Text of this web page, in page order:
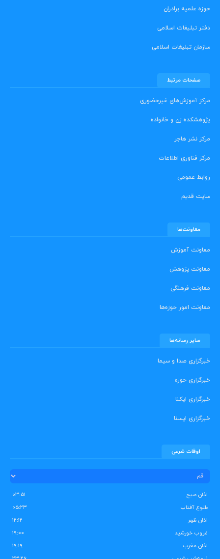
حوزه علمیه برادران
دفتر تبلیغات اسلامی
سازمان تبلیغات اسلامی
صفحات مرتبط
مرکز آموزش‌های غیرحضوری
پژوهشکده زن و خانواده
مرکز نشر هاجر
مرکز فناوری اطلاعات
روابط عمومی
سایت قدیم
معاونت‌ها
معاونت آموزش
معاونت پژوهش
معاونت فرهنگی
معاونت امور حوزه‌ها
سایر رسانه‌ها
خبرگزاری صدا و سیما
خبرگزاری حوزه
خبرگزاری ایکنا
خبرگزاری ایسنا
اوقات شرعی
اذان صبح
۰۳:۵۱
طلوع آفتاب
۰۵:۲۳
اذان ظهر
۱۲:۱۲
غروب خورشید
۱۹:۰۰
اذان مغرب
۱۹:۱۹